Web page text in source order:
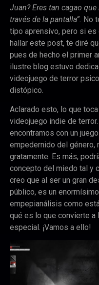
Juan? Eres tan cagao
través de la pantalla”. No
tipo aprensivo, pero si es
hallar este post, te diré
pues de hecho el primer
ilustre blog estuvo
videojuego de terror
distópico.
Aclarado esto, lo que
videojuego indie de
encontramos con un
empedernido del género,
gratamente. Es más,
concepto del miedo tal y
creo que al ser un gran
público, es un
empepianálisis como
qué es lo que convierte a
especial. ¡Vamos a ello!